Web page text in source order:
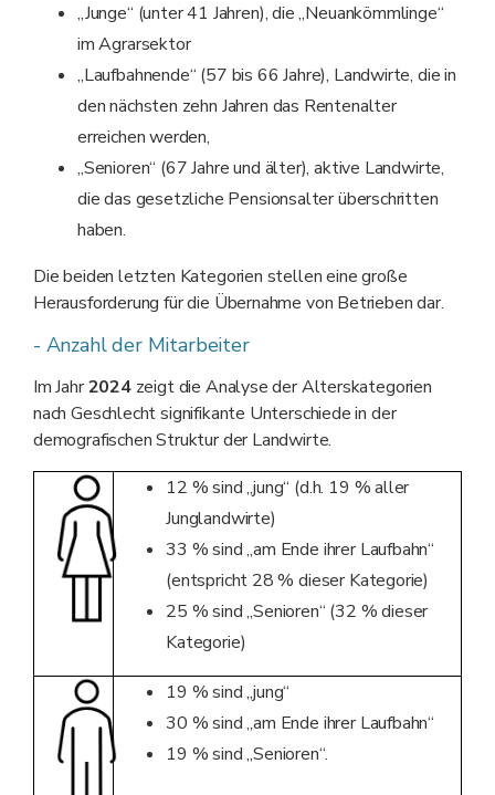
„Junge“ (unter 41 Jahren), die „Neuankömmlinge“
im Agrarsektor
„Laufbahnende“ (57 bis 66 Jahre), Landwirte, die in
den nächsten zehn Jahren das Rentenalter
erreichen werden,
„Senioren“ (67 Jahre und älter), aktive Landwirte,
die das gesetzliche Pensionsalter überschritten
haben.
Die beiden letzten Kategorien stellen eine große
Herausforderung für die Übernahme von Betrieben dar.
- Anzahl der Mitarbeiter
Im Jahr2024zeigt die Analyse der Alterskategorien
nach Geschlecht signifikante Unterschiede in der
demografischen Struktur der Landwirte.
12 % sind „jung“ (d.h. 19 % aller
Junglandwirte)
33 % sind „am Ende ihrer Laufbahn“
(entspricht 28 % dieser Kategorie)
25 % sind „Senioren“ (32 % dieser
Kategorie)
19 % sind „jung“
30 % sind „am Ende ihrer Laufbahn“
19 % sind „Senioren“.